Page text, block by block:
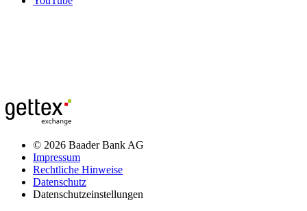
© 2026 Baader Bank AG
Impressum
Rechtliche Hinweise
Datenschutz
Datenschutzeinstellungen